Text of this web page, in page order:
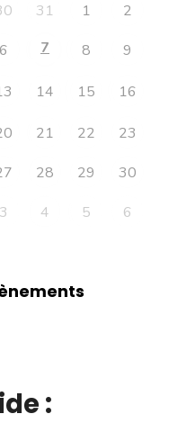
31 1
2
6 7 8 9
14 15 16
21 22
23
28 29
30
3 4 5 6
: